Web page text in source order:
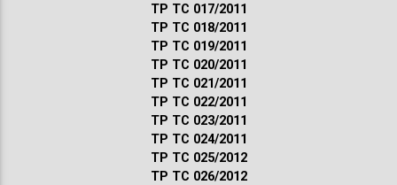
ТР ТС 017/2011
ТР ТС 018/2011
ТР ТС 019/2011
ТР ТС 020/2011
ТР ТС 021/2011
ТР ТС 022/2011
ТР ТС 023/2011
ТР ТС 024/2011
ТР ТС 025/2012
ТР ТС 026/2012